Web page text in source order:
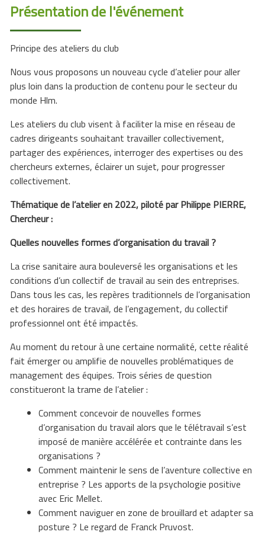
Présentation de l'événement
Principe des ateliers du club
Nous vous proposons un nouveau cycle d’atelier pour aller
plus loin dans la production de contenu pour le secteur du
monde Hlm.
Les ateliers du club visent à faciliter la mise en réseau de
cadres dirigeants souhaitant travailler collectivement,
partager des expériences, interroger des expertises ou des
chercheurs externes, éclairer un sujet, pour progresser
collectivement.
Thématique de l’atelier en 2022, piloté par Philippe PIERRE,
Chercheur :
Quelles nouvelles formes d’organisation du travail ?
La crise sanitaire aura bouleversé les organisations et les
conditions d’un collectif de travail au sein des entreprises.
Dans tous les cas, les repères traditionnels de l’organisation
et des horaires de travail, de l’engagement, du collectif
professionnel ont été impactés.
Au moment du retour à une certaine normalité, cette réalité
fait émerger ou amplifie de nouvelles problématiques de
management des équipes. Trois séries de question
constitueront la trame de l’atelier :
Comment concevoir de nouvelles formes
d’organisation du travail alors que le télétravail s’est
imposé de manière accélérée et contrainte dans les
organisations ?
Comment maintenir le sens de l’aventure collective en
entreprise ? Les apports de la psychologie positive
avec Eric Mellet.
Comment naviguer en zone de brouillard et adapter sa
posture ? Le regard de Franck Pruvost.